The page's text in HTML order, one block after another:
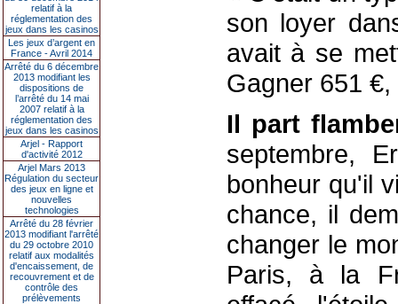
relatif à la
réglementation des
jeux dans les casinos
Les jeux d’argent en
France - Avril 2014
Arrêté du 6 décembre
2013 modifiant les
dispositions de
l’arrêté du 14 mai
2007 relatif à la
réglementation des
jeux dans les casinos
Arjel - Rapport
d'activité 2012
Arjel Mars 2013
Régulation du secteur
des jeux en ligne et
nouvelles
technologies
Arrêté du 28 février
2013 modifiant l'arrêté
du 29 octobre 2010
relatif aux modalités
d'encaissement, de
recouvrement et de
contrôle des
prélèvements
son loyer
avait à se
Gagner 651
Il part
septembre,
bonheur qu'il
chance, il
changer le
Paris, à la